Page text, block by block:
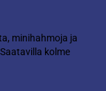
minihahmoja ja
kolme